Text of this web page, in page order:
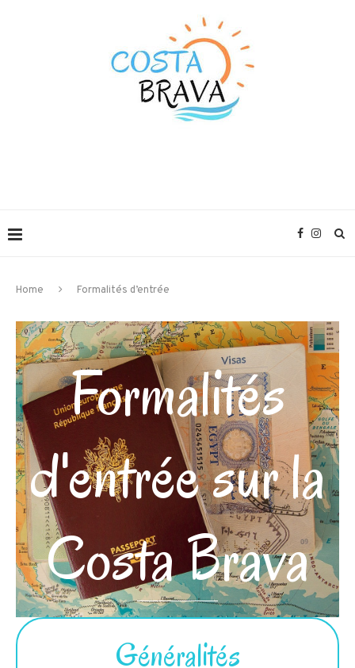
Home Formalités d’entrée
Formalités
d'entrée sur la
Costa Brava
Généralités